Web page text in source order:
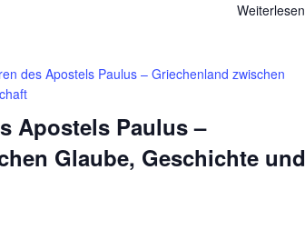
Weiterlesen
Apostels Paulus –
Glaube, Geschichte und
des Apostels Paulus – Griechenland zwischen